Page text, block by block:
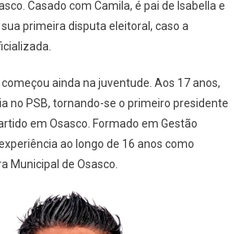
É
Pré-
Deputado
Federal
Pelo
PSB
Casado com Camila, é pai de Isabella e
primeira disputa eleitoral, caso a
ainda na juventude. Aos 17 anos,
no PSB, tornando-se o primeiro presidente
em Osasco. Formado em Gestão
ao longo de 16 anos como
Municipal de Osasco.